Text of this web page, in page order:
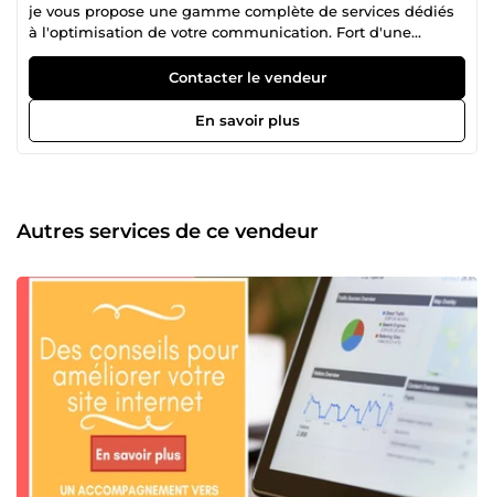
je vous propose une gamme complète de services dédiés
à l'optimisation de votre communication. Fort d'une
expérience de plus de 7 ans en tant que community
manager, j'ai été témoin de l'émergence et de l'évolution
des réseaux sociaux. Mon expertise a permis à de
nombreuses entreprises et entrepreneurs individuels de
renforcer leur visibilité en ligne, attirant ainsi de nouveaux
professionnel reflète ma passion pour l'indépendance et le
monde de la communication audiovisuelle. Depuis une
me confère une double casquette unique. Je valorise la
polyvalence, convaincue que cela permet une meilleure
appréhension des missions qui me sont confiées dans le
monde professionnel actuel. Mes débuts dans la vidéo
remontent à l'âge de 14 ans, évoluant progressivement des
courts-métrages de fiction aux documentaires et aux spots
publicitaires au fil des années. Après l'obtention de mon
Baccalauréat, mes études en communication m'ont
conduit à des stages variés, allant de la gestion à la
création de sites internet, en passant par la réalisation de
publicités. Ces expériences ont solidifié mes compétences
Contacter le vendeur
En savoir plus
Autres services de ce vendeur